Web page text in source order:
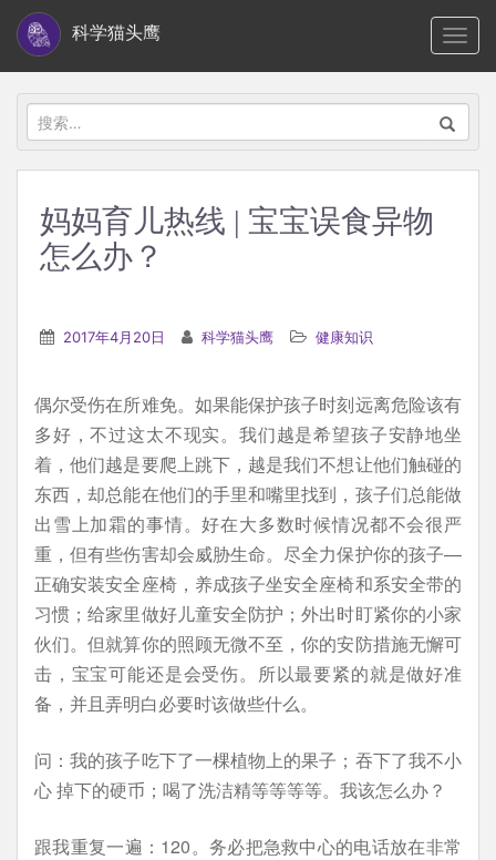
i
科学猫头鹰
搜
索：
妈妈育儿热线 | 宝宝误食异物
怎么办？
2017年4月20日 科学猫头鹰 健康知识
偶尔受伤在所难免。如果能保护孩子时刻远离危险该有
多好，不过这太不现实。我们越是希望孩子安静地坐
着，他们越是要爬上跳下，越是我们不想让他们触碰的
东西，却总能在他们的手里和嘴里找到，孩子们总能做
出雪上加霜的事情。好在大多数时候情况都不会很严
重，但有些伤害却会威胁生命。尽全力保护你的孩子—
正确安装安全座椅，养成孩子坐安全座椅和系安全带的
习惯；给家里做好儿童安全防护；外出时盯紧你的小家
伙们。但就算你的照顾无微不至，你的安防措施无懈可
击，宝宝可能还是会受伤。所以最要紧的就是做好准
备，并且弄明白必要时该做些什么。
问：我的孩子吃下了一棵植物上的果子；吞下了我不小
心 掉下的硬币；喝了洗洁精等等等等。我该怎么办？
跟我重复一遍：120。务必把急救中心的电话放在非常